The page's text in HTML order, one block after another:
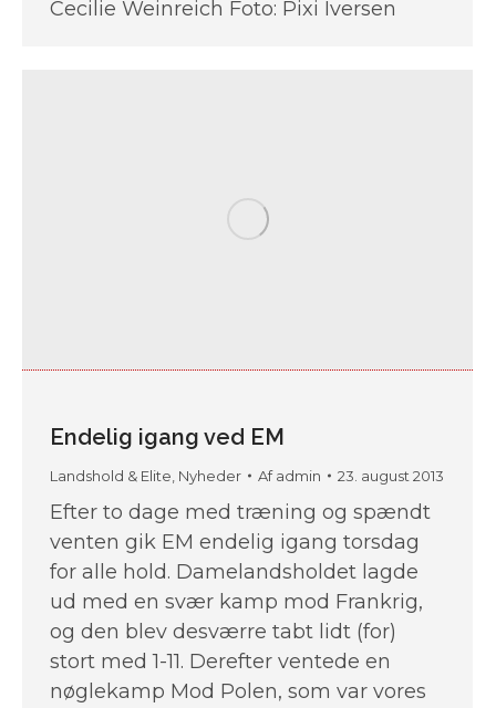
Cecilie Weinreich Foto: Pixi Iversen
Endelig igang ved EM
Landshold & Elite, Nyheder Afadmin 23. august 2013
Efter to dage med træning og spændt
venten gik EM endelig igang torsdag
for alle hold. Damelandsholdet lagde
ud med en svær kamp mod Frankrig,
og den blev desværre tabt lidt (for)
stort med 1-11. Derefter ventede en
nøglekamp Mod Polen, som var vores